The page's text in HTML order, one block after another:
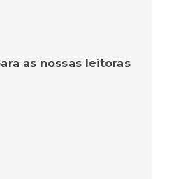
as nossas leitoras